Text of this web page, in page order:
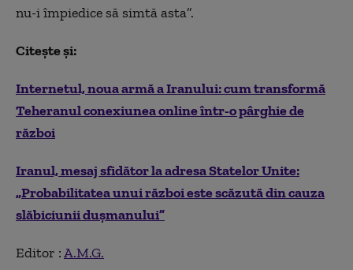
nu-i împiedice să simtă asta”.
Citește și:
Internetul, noua armă a Iranului: cum transformă
Teheranul conexiunea online într-o pârghie de
război
Iranul, mesaj sfidător la adresa Statelor Unite:
„Probabilitatea unui război este scăzută din cauza
slăbiciunii duşmanului”
Editor :A.M.G.